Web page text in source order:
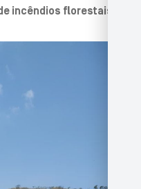
incêndios florestais em